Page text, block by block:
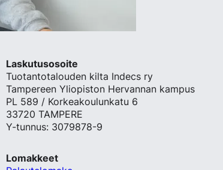
Laskutusosoite
Tuotantotalouden kilta Indecs ry
Tampereen Yliopiston Hervannan kampus
PL 589 / Korkeakoulunkatu 6
33720 TAMPERE
Y-tunnus: 3079878-9
Lomakkeet